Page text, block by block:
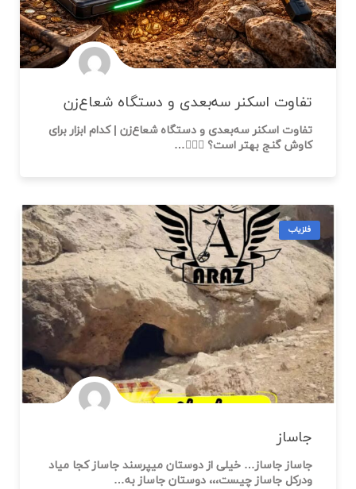
تفاوت اسکنر سه‌بعدی و دستگاه شعاع‌زن
تفاوت اسکنر سه‌بعدی و دستگاه شعاع‌زن | کدام ابزار برای
کاوش گنج بهتر است؟ 🕵️‍♂️💎…
فلزیاب
جاساز
جاساز جاساز… خیلی از دوستان میپرسند جاساز کجا میاد
ودرکل جاساز چیست،،، دوستان جاساز به…